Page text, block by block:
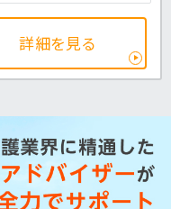
詳細を見る